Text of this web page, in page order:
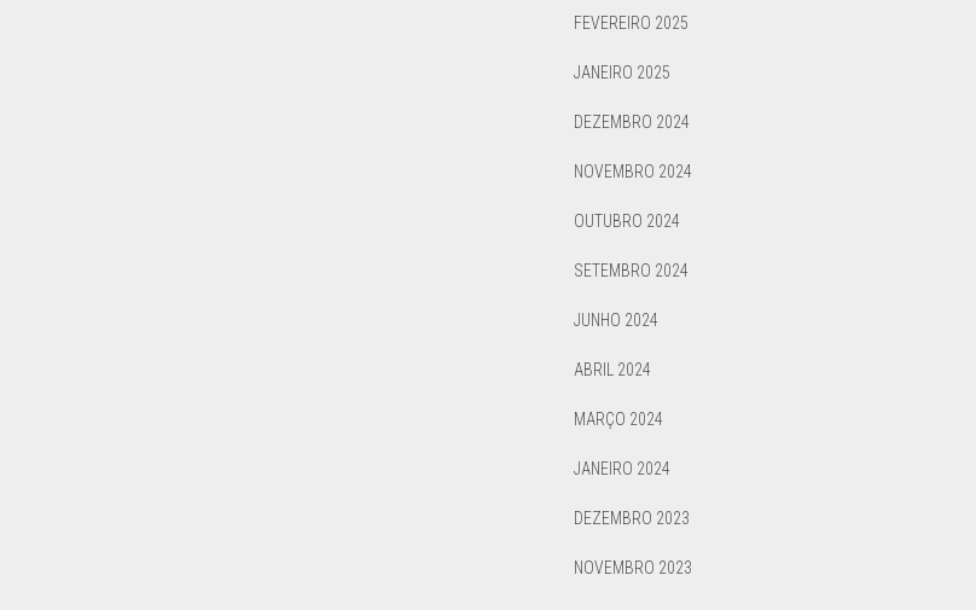
FEVEREIRO 2025
JANEIRO 2025
DEZEMBRO 2024
NOVEMBRO 2024
OUTUBRO 2024
SETEMBRO 2024
JUNHO 2024
ABRIL 2024
MARÇO 2024
JANEIRO 2024
DEZEMBRO 2023
NOVEMBRO 2023